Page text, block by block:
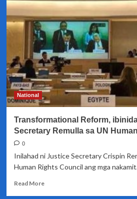
National
Transformational Reform,
Secretary Remulla sa UN
0
Inilahad ni Justice Secretary Crispin
Human Rights Council ang mga
Read MoreRead